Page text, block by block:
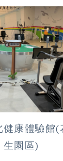
康體驗館(
生園區)